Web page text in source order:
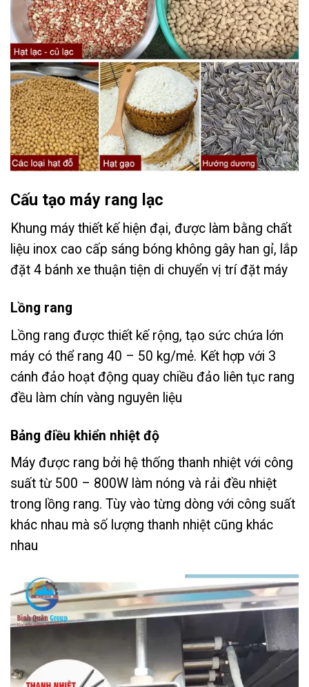
Cấu tạo máy rang lạc
Khung máy thiết kế hiện đại, được làm bằng chất
liệu inox cao cấp sáng bóng không gây han gỉ, lắp
đặt 4 bánh xe thuận tiện di chuyển vị trí đặt máy
Lồng rang
Lồng rang được thiết kế rộng, tạo sức chứa lớn
máy có thể rang 40 – 50 kg/mẻ. Kết hợp với 3
cánh đảo hoạt động quay chiều đảo liên tục rang
đều làm chín vàng nguyên liệu
Bảng điều khiển nhiệt độ
Máy được rang bởi hệ thống thanh nhiệt với công
suất từ 500 – 800W làm nóng và rải đều nhiệt
trong lồng rang. Tùy vào từng dòng với công suất
khác nhau mà số lượng thanh nhiệt cũng khác
nhau